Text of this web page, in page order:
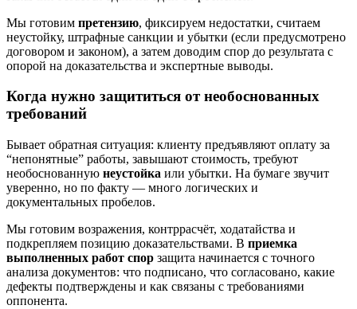
Мы готовим претензию, фиксируем недостатки, считаем
неустойку, штрафные санкции и убытки (если предусмотрено
договором и законом), а затем доводим спор до результата с
опорой на доказательства и экспертные выводы.
Когда нужно защититься от необоснованных
требований
Бывает обратная ситуация: клиенту предъявляют оплату за
“непонятные” работы, завышают стоимость, требуют
необоснованную неустойка или убытки. На бумаге звучит
уверенно, но по факту — много логических и
документальных пробелов.
Мы готовим возражения, контррасчёт, ходатайства и
подкрепляем позицию доказательствами. В приемка
выполненных работ спор защита начинается с точного
анализа документов: что подписано, что согласовано, какие
дефекты подтверждены и как связаны с требованиями
оппонента.